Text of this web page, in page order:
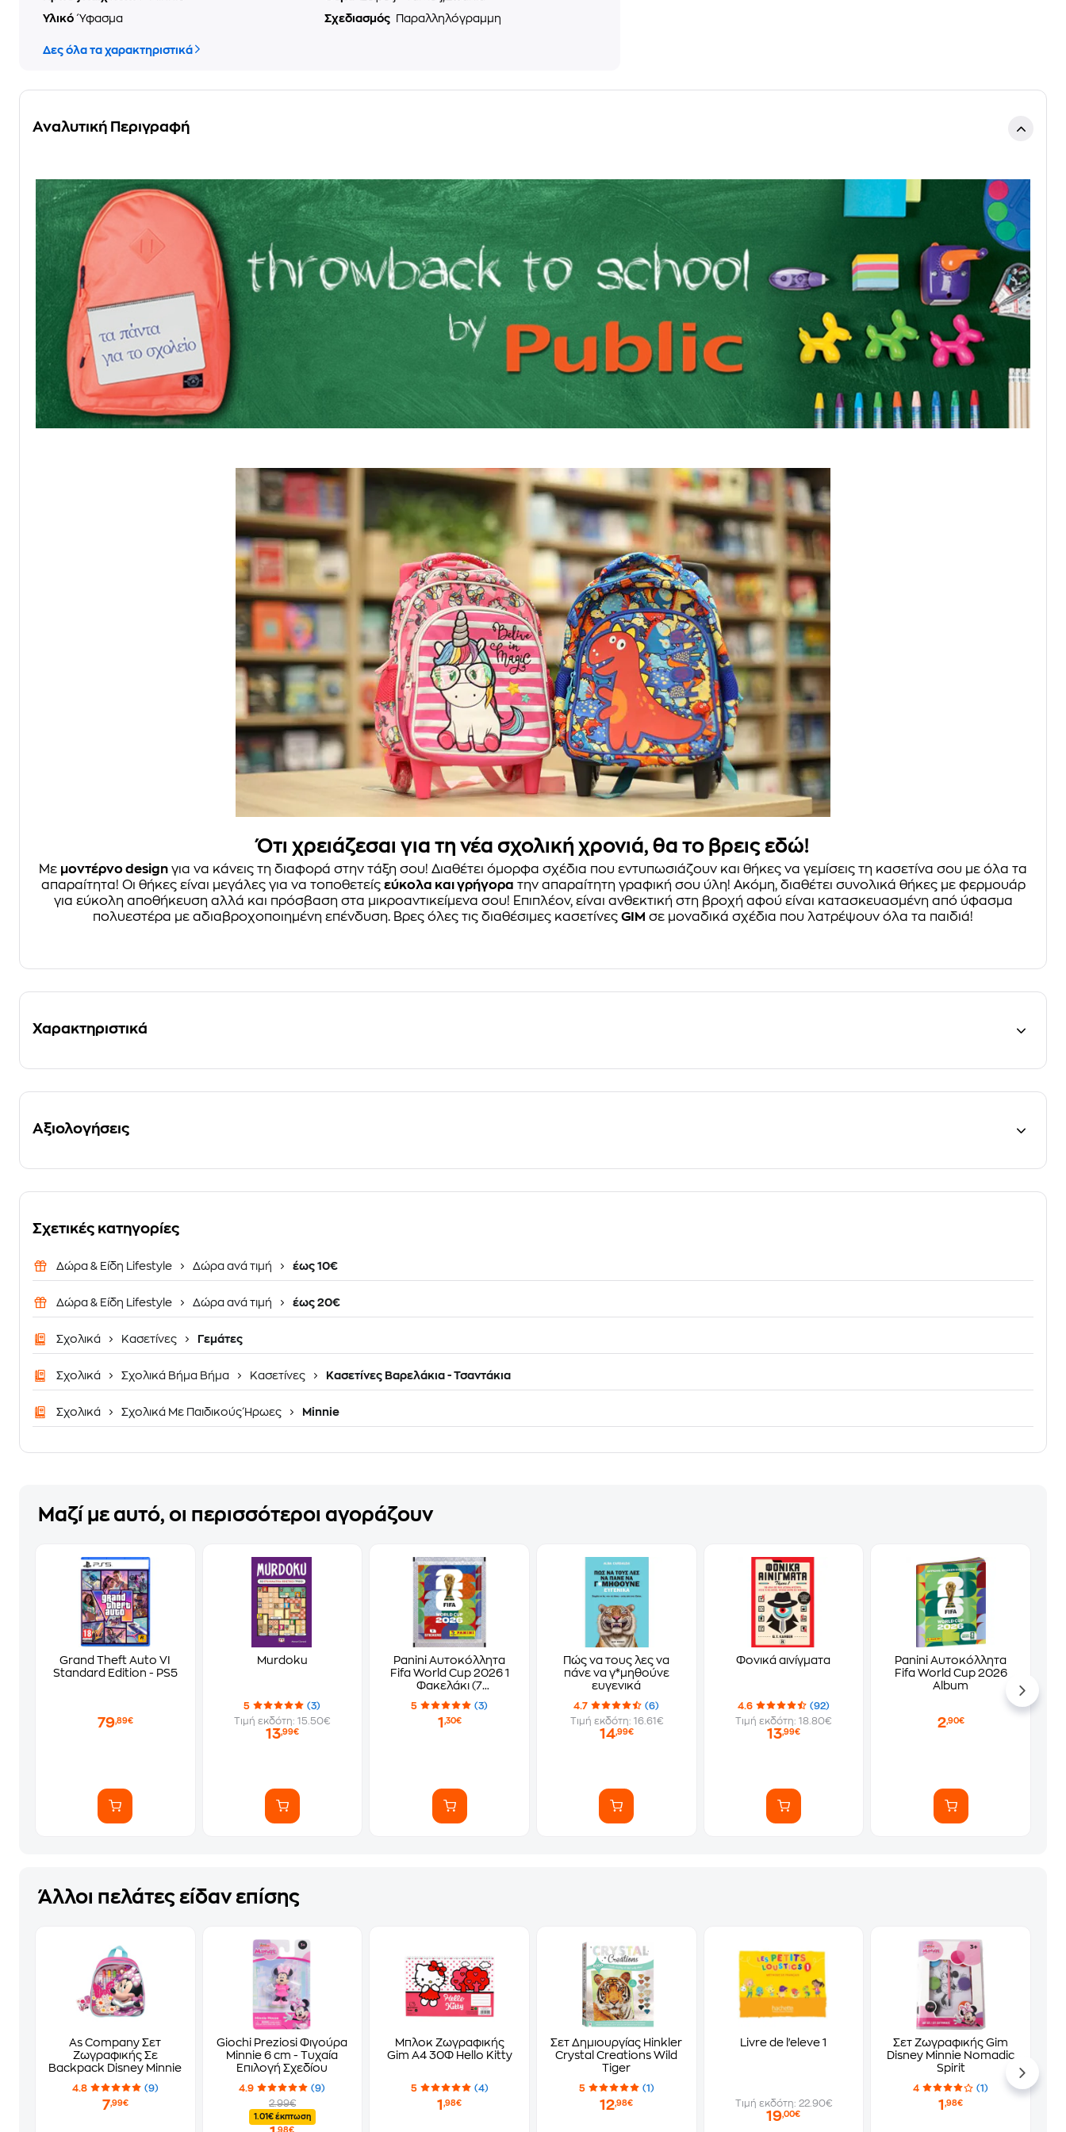
Υλικό Ύφασμα Σχεδιασμός Παραλληλόγραμμη
Δες όλα τα χαρακτηριστικά
Αναλυτική Περιγραφή
Ότι χρειάζεσαι για τη νέα σχολική χρονιά, θα το βρεις εδώ!
Με μοντέρνο design για να κάνεις τη διαφορά στην τάξη σου! Διαθέτει όμορφα σχέδια που εντυπωσιάζουν και θήκες να γεμίσεις τη κασετίνα σου με όλα τα
απαραίτητα! Οι θήκες είναι μεγάλες για να τοποθετείς εύκολα και γρήγορα την απαραίτητη γραφική σου ύλη! Ακόμη, διαθέτει συνολικά θήκες με φερμουάρ
για εύκολη αποθήκευση αλλά και πρόσβαση στα μικροαντικείμενα σου! Επιπλέον, είναι ανθεκτική στη βροχή αφού είναι κατασκευασμένη από ύφασμα
πολυεστέρα με αδιαβροχοποιημένη επένδυση. Βρες όλες τις διαθέσιμες κασετίνες GIM σε μοναδικά σχέδια που λατρέψουν όλα τα παιδιά!
Χαρακτηριστικά
Αξιολογήσεις
Σχετικές κατηγορίες
Δώρα & Είδη Lifestyle Δώρα ανά τιμή έως 10€
Δώρα & Είδη Lifestyle Δώρα ανά τιμή έως 20€
Σχολικά Κασετίνες Γεμάτες
Σχολικά Σχολικά Βήμα Βήμα Κασετίνες Κασετίνες Βαρελάκια - Τσαντάκια
Σχολικά Σχολικά Με Παιδικούς Ήρωες Minnie
Μαζί με αυτό, οι περισσότεροι αγοράζουν
Grand Theft Auto VI
Standard Edition - PS5
79,89€
Murdoku
5
(3)
Τιμή εκδότη: 15.50€
13,99€
Panini Αυτοκόλλητα
Fifa World Cup 2026 1
Φακελάκι (7
5 (3)
1 ,30€
Πώς να τους λες να
πάνε να γ*μηθούνε
ευγενικά
4.7
(6)
Τιμή εκδότη: 16.61€
14,99€
Φονικά αινίγματα
4.6
(92)
Τιμή εκδότη: 18.80€
13,99€
Panini Αυτοκόλλητα
Fifa World Cup 2026
Album
2,90€
Άλλοι πελάτες είδαν επίσης
As Company Σετ
Ζωγραφικής Σε
Backpack Disney Minnie
4.8 (9)
7,99€
Giochi Preziosi Φιγούρα
Minnie 6 cm - Τυχαία
Επιλογή Σχεδίου
4.9
(9)
2.99€
1.01€ έκπτωση
,98€
Μπλοκ Ζωγραφικής
Gim Α4 30Φ Hello Kitty
5 (4)
1,98€
Σετ Δημιουργίας Hinkler
Crystal Creations Wild
Tiger
5 (1)
12,98€
Livre de l'eleve 1
Τιμή εκδότη: 22.90€
19,00€
Σετ Ζωγραφικής Gim
Disney Minnie Nomadic
Spirit
4 (1)
1,98€